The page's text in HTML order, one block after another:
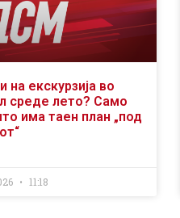
на екскурзија во
среде лето? Само
има таен план „под
11:18